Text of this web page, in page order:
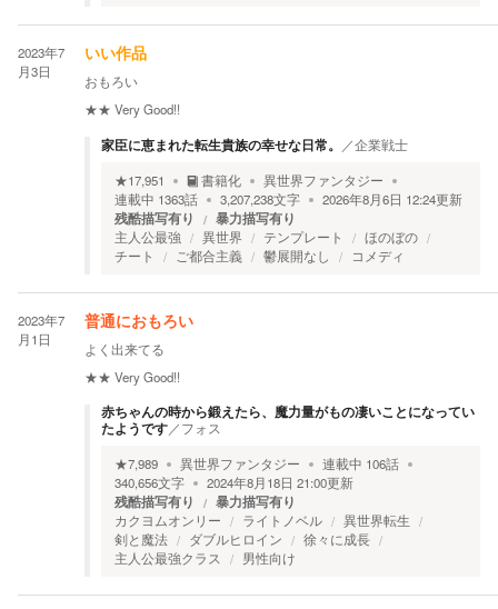
2023年7
月3日
いい作品
おもろい
★★ Very Good!!
家臣に恵まれた転生貴族の幸せな日常。 ／企業戦士
★17,951 書籍化
異世界ファンタジー
連載中 1363話 3,207,238文字 2026年8月6日 12:24更新
残酷描写有り 暴力描写有り
主人公最強 異世界 テンプレート
ほのぼの
チート
ご都合主義 鬱展開なし コメディ
2023年7
月1日
普通におもろい
よく出来てる
★★ Very Good!!
赤ちゃんの時から鍛えたら、魔力量がもの凄いことになってい
たようです／フォス
★7,989 異世界ファンタジー 連載中 106話
340,656文字 2024年8月18日 21:00更新
残酷描写有り 暴力描写有り
カクヨムオンリー ライトノベル
異世界転生
剣と魔法
ダブルヒロイン
徐々に成長
主人公最強クラス
男性向け